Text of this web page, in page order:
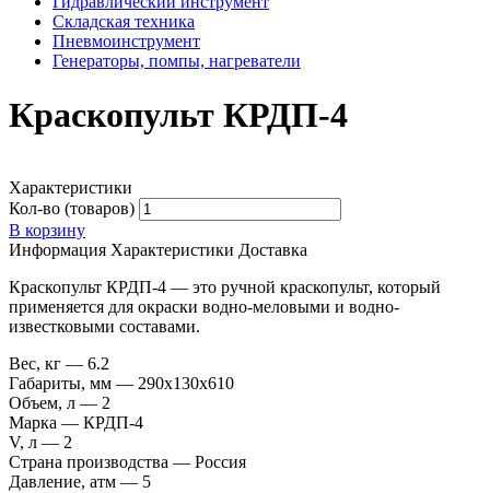
Складская техника
Пневмоинструмент
Генераторы, помпы, нагреватели
Краскопульт КРДП-4
Характеристики
Кол-во (товаров)
В корзину
Информация Характеристики Доставка
Краскопульт КРДП-4 — это ручной краскопульт, который
применяется для окраски водно-меловыми и водно-
известковыми составами.
Вес, кг — 6.2
Габариты, мм — 290х130х610
Объем, л — 2
Марка — КРДП-4
V, л — 2
Страна производства — Россия
Давление, атм — 5